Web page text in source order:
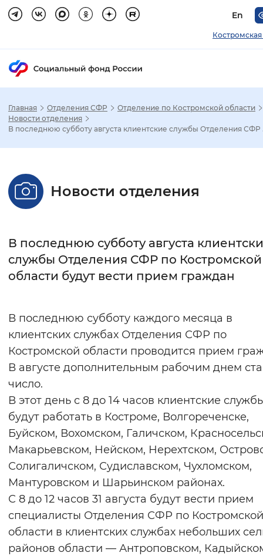
En
Костромская
Настройка режима отображения
Стандартный Увеличенный
Без засечек С засечками
Интервал между буквами
Цвет сайта
Инверсивный
Изображения
Включены Выключены
Звуковой ассистент
Воспроизвести Остановить
Вернуть стандартные настройки
Главная Отделения СФР
Отделение по Костромской области
Новости отделения
В последнюю субботу августа клиентские службы Отделения СФР
Новости отделения
В последнюю субботу августа
службы Отделения СФР по Костромской
области будут вести прием граждан
В последнюю субботу каждого месяца в
клиентских службах Отделения СФР по
Костромской области проводится прием
В августе дополнительным рабочим днем
число.
В этот день с 8 до 14 часов клиентские
будут работать в Костроме, Волгореченске,
Буйском, Вохомском, Галичском,
Макарьевском, Нейском, Нерехтском,
Солигаличском, Судиславском, Чухломском,
Мантуровском и Шарьинском районах.
С 8 до 12 часов 31 августа будут вести прием
специалисты Отделения СФР по Костромской
области в клиентских службах небольших
районов области — Антроповском,